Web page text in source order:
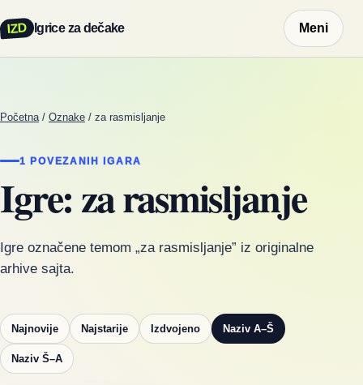
IZD Igrice za dečake Meni
Početna / Oznake / za rasmisljanje
1 POVEZANIH IGARA
Igre: za rasmisljanje
Igre označene temom „za rasmisljanje” iz originalne
arhive sajta.
Najnovije Najstarije Izdvojeno Naziv A–Š
Naziv Š–A